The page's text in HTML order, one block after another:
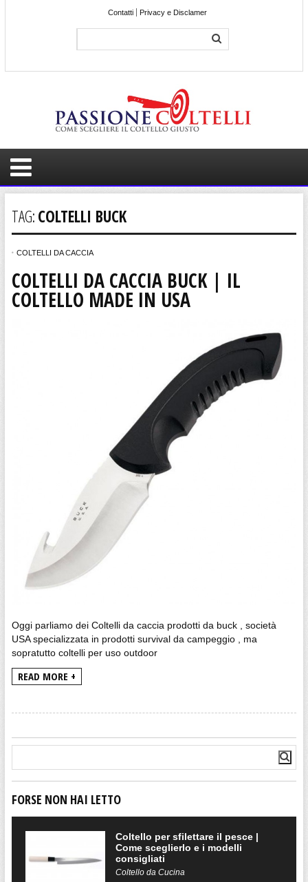
Contatti Privacy e Disclamer
TAG:COLTELLI BUCK
COLTELLI DA CACCIA
COLTELLI DA CACCIA BUCK | IL
COLTELLO MADE IN USA
Oggi parliamo dei Coltelli da caccia prodotti da buck , società
USA specializzata in prodotti survival da campeggio , ma
sopratutto coltelli per uso outdoor
READ MORE +
FORSE NON HAI LETTO
Coltello per sfilettare il pesce |
Come sceglierlo e i modelli
consigliati
Coltello da Cucina